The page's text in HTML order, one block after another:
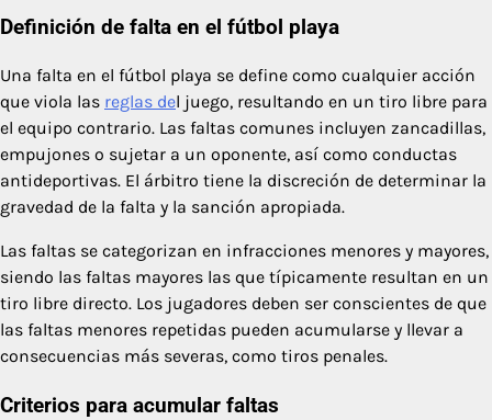
Definición de falta en el fútbol playa
Una falta en el fútbol playa se define como cualquier acción
que viola las reglas del juego, resultando en un tiro libre para
el equipo contrario. Las faltas comunes incluyen zancadillas,
empujones o sujetar a un oponente, así como conductas
antideportivas. El árbitro tiene la discreción de determinar la
gravedad de la falta y la sanción apropiada.
Las faltas se categorizan en infracciones menores y mayores,
siendo las faltas mayores las que típicamente resultan en un
tiro libre directo. Los jugadores deben ser conscientes de que
las faltas menores repetidas pueden acumularse y llevar a
consecuencias más severas, como tiros penales.
Criterios para acumular faltas